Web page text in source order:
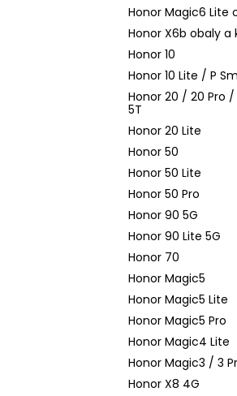
Honor Magic6 Lite
Honor X6b obaly a
Honor 10
Honor 10 Lite / P
Honor 20 / 20 Pro /
5T
Honor 20 Lite
Honor 50
Honor 50 Lite
Honor 50 Pro
Honor 90 5G
Honor 90 Lite 5G
Honor 70
Honor Magic5
Honor Magic5 Lite
Honor Magic5 Pro
Honor Magic4 Lite
Honor Magic3 / 3
Honor X8 4G